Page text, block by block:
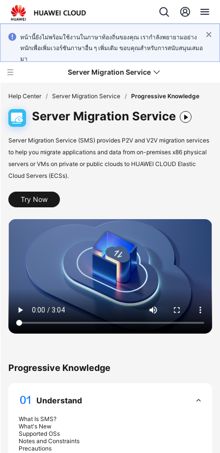
หน้านี้ยังไม่พร้อมใช้งานในภาษาท้องถิ่นของคุณ เรากำลังพยายามอย่าง
หนักเพื่อเพิ่มเวอร์ชันภาษาอื่น ๆ เพิ่มเติม ขอบคุณสำหรับการสนับสนุนเสมอ
มา
Server Migration Service
What's
New
Service
Getting
Started
Practices
SDK
Glossary
More
Documents
Help Center / Server Migration Service / Progressive Knowledge
Server Migration Service
Server Migration Service (SMS) provides P2V and V2V migration services
to help you migrate applications and data from on-premises x86 physical
servers or VMs on private or public clouds to HUAWEI CLOUD Elastic
Cloud Servers (ECSs).
Try Now
Progressive Knowledge
Understand
What Is SMS?
What's New
Supported OSs
Notes and Constraints
Precautions